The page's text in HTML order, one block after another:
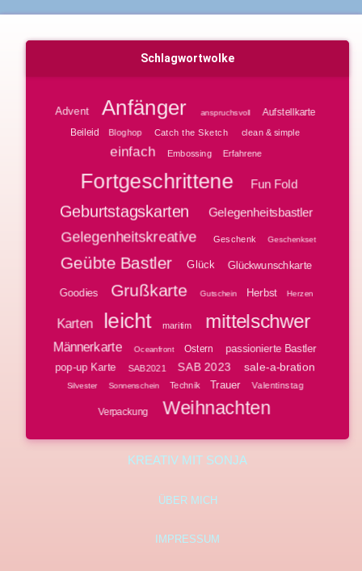
Schlagwortwolke
Advent Anfänger anspruchsvoll
Aufstellkarte
Beileid
Bloghop Catch the Sketch clean & simple
einfach Embossing Erfahrene
Fortgeschrittene Fun Fold
Geburtstagskarten Gelegenheitsbastler
Gelegenheitskreative Geschenk Geschenkset
Geübte Bastler Glück Glückwunschkarte
Goodies Grußkarte Gutschein Herbst Herzen
Karten leicht maritim mittelschwer
Männerkarte Oceanfront Ostern passionierte Bastler
pop-up Karte SAB2021 SAB 2023 sale-a-bration
Silvester Sonnenschein Technik Trauer Valentinstag
Verpackung Weihnachten
KREATIV MIT SONJA
ÜBER MICH
IMPRESSUM